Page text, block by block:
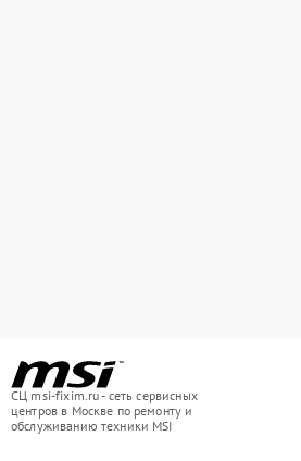
СЦ msi-fixim.ru - сеть сервисных
центров в Москве по ремонту и
обслуживанию техники MSI